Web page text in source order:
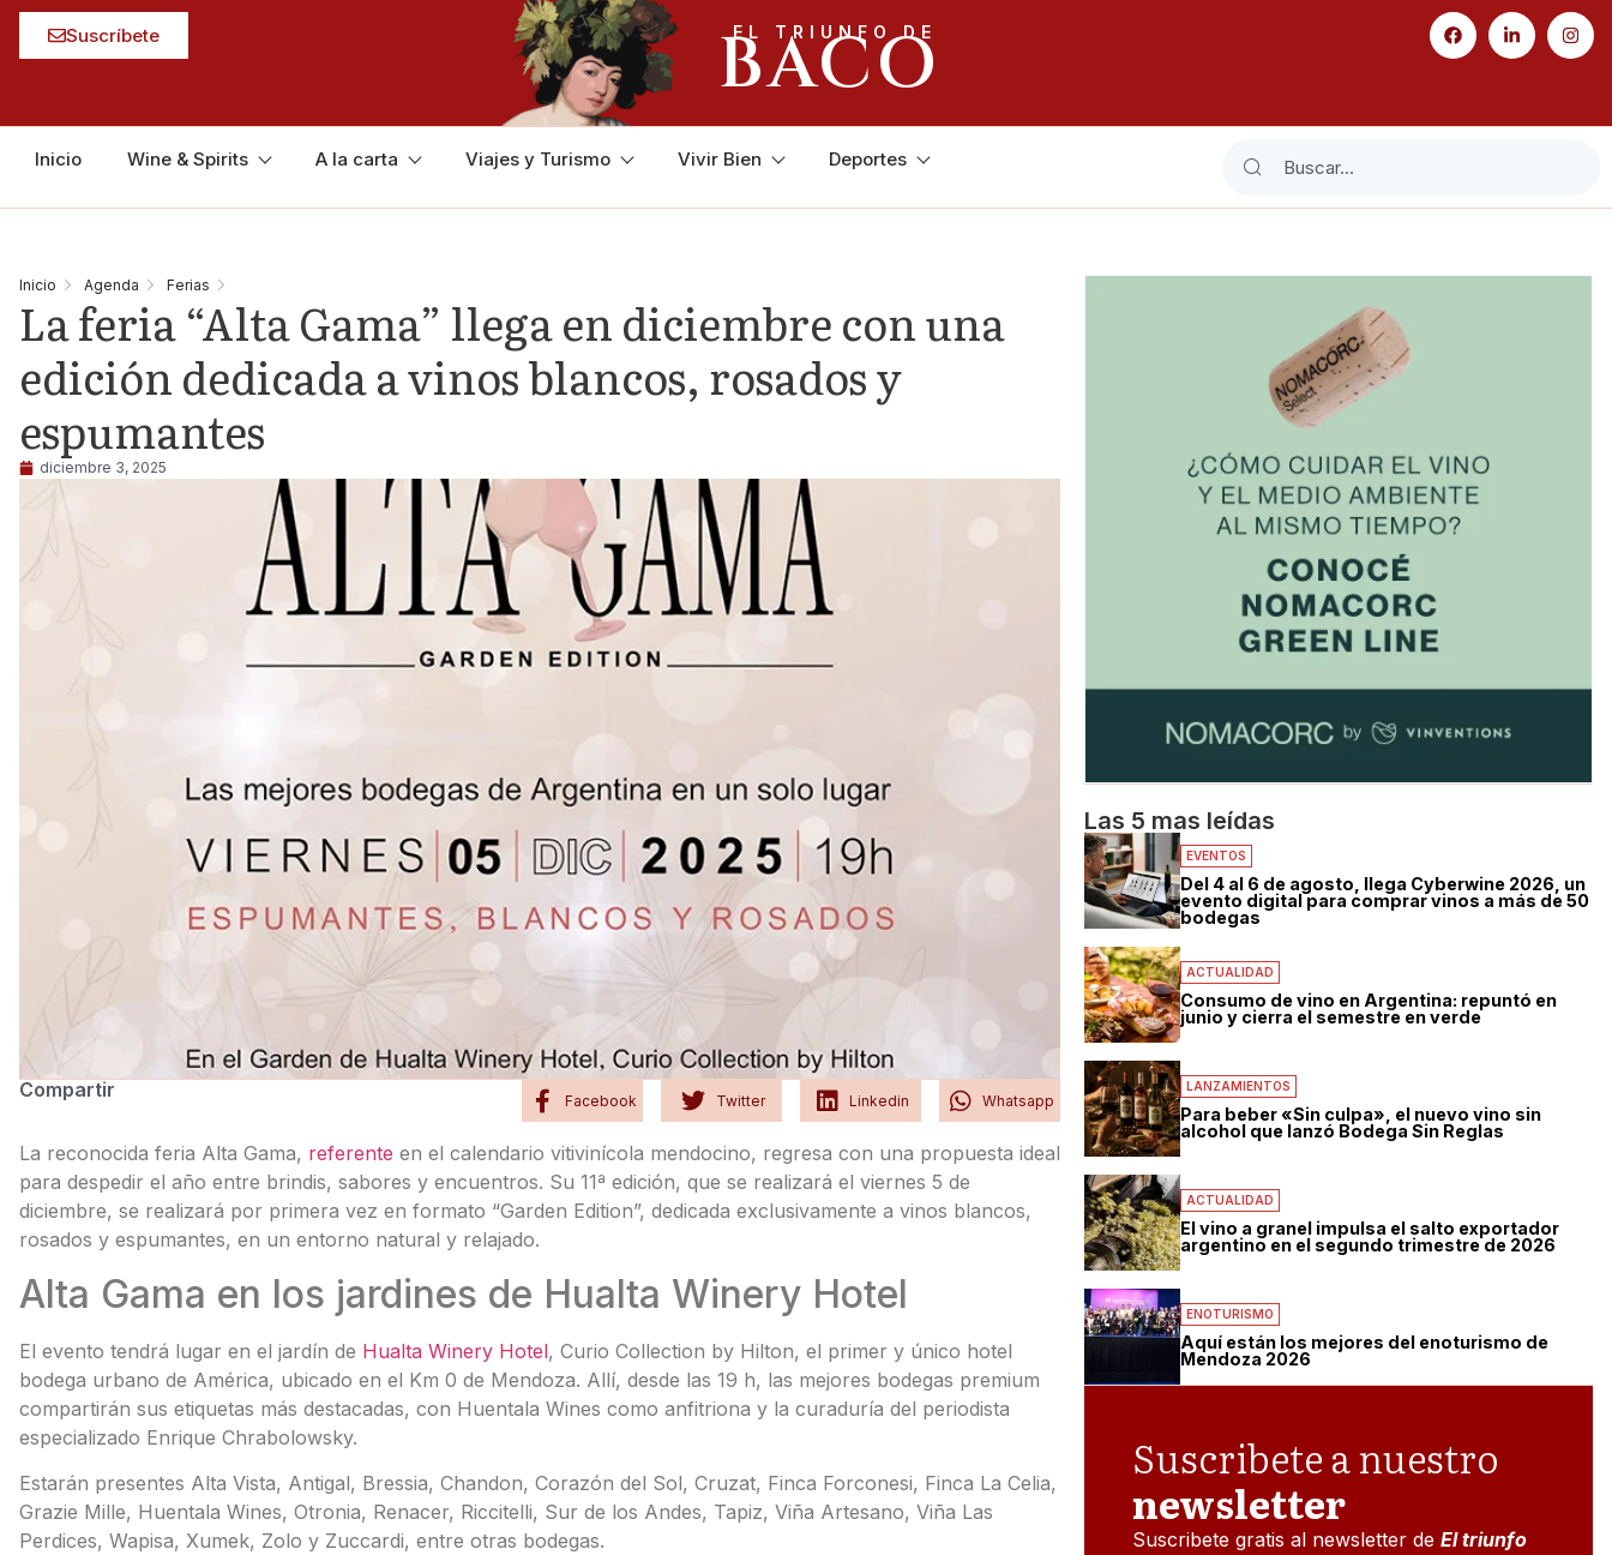
Suscríbete EL TRIUNFO DE
BACO
Inicio Wine & Spirits A la carta Viajes y Turismo Vivir Bien Deportes
Inicio Agenda Ferias
La feria “Alta Gama” llega en diciembre con una
edición dedicada a vinos blancos, rosados y
espumantes
diciembre 3, 2025
Compartir Facebook Twitter Linkedin Whatsapp
La reconocida feria Alta Gama, referente en el calendario vitivinícola mendocino, regresa con una propuesta ideal
para despedir el año entre brindis, sabores y encuentros. Su 11ª edición, que se realizará el viernes 5 de
diciembre, se realizará por primera vez en formato “Garden Edition”, dedicada exclusivamente a vinos blancos,
rosados y espumantes, en un entorno natural y relajado.
Alta Gama en los jardines de Hualta Winery Hotel
El evento tendrá lugar en el jardín de Hualta Winery Hotel, Curio Collection by Hilton, el primer y único hotel
bodega urbano de América, ubicado en el Km 0 de Mendoza. Allí, desde las 19 h, las mejores bodegas premium
compartirán sus etiquetas más destacadas, con Huentala Wines como anfitriona y la curaduría del periodista
especializado Enrique Chrabolowsky.
Estarán presentes Alta Vista, Antigal, Bressia, Chandon, Corazón del Sol, Cruzat, Finca Forconesi, Finca La Celia,
Grazie Mille, Huentala Wines, Otronia, Renacer, Riccitelli, Sur de los Andes, Tapiz, Viña Artesano, Viña Las
Perdices, Wapisa, Xumek, Zolo y Zuccardi, entre otras bodegas.
Las 5 mas leídas
EVENTOS
Del 4 al 6 de agosto, llega Cyberwine 2026, un
evento digital para comprar vinos a más de 50
bodegas
ACTUALIDAD
Consumo de vino en Argentina: repuntó en
junio y cierra el semestre en verde
LANZAMIENTOS
Para beber «Sin culpa», el nuevo vino sin
alcohol que lanzó Bodega Sin Reglas
ACTUALIDAD
El vino a granel impulsa el salto exportador
argentino en el segundo trimestre de 2026
ENOTURISMO
Aquí están los mejores del enoturismo de
Mendoza 2026
Suscribete a nuestro
newsletter
Suscribete gratis al newsletter deEl triunfo